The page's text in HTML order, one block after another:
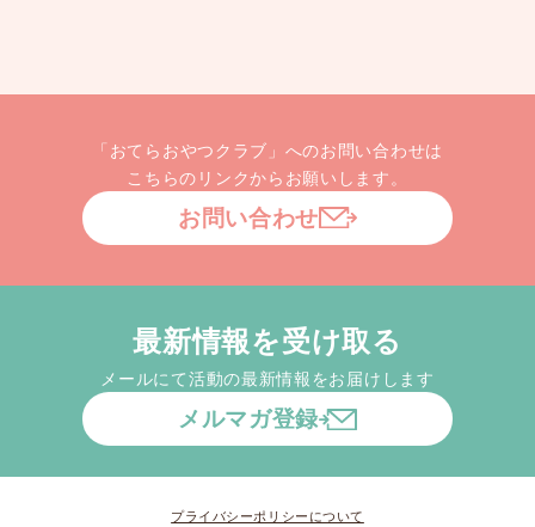
「おてらおやつクラブ」へのお問い合わせは
こちらのリンクからお願いします。
お問い合わせ
最新情報を受け取る
メールにて活動の最新情報をお届けします
メルマガ登録
プライバシーポリシーについて